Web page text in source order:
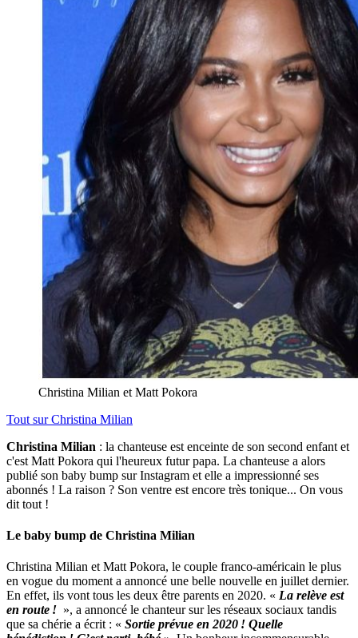
Christina Milian et Matt Pokora
Tout surChristina Milian
Christina Milian : la chanteuse est enceinte de son second enfant et
c'est Matt Pokora qui l'heureux futur papa. La chanteuse a alors
publié son baby bump sur Instagram et elle a impressionné ses
abonnés ! La raison ? Son ventre est encore très tonique... On vous
dit tout !
Le baby bump de Christina Milian
Christina Milian et Matt Pokora, le couple franco-américain le plus
en vogue du moment a annoncé une belle nouvelle en juillet dernier.
En effet, ils vont tous les deux être parents en 2020. « La relève est
en route ! », a annoncé le chanteur sur les réseaux sociaux tandis
que sa chérie a écrit : « Sortie prévue en 2020 ! Quelle